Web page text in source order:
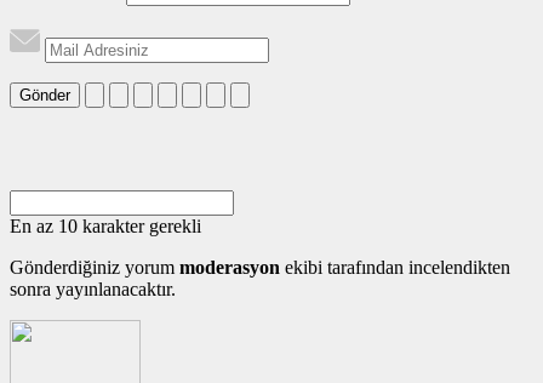
Gönder
En az 10 karakter gerekli
Gönderdiğiniz yorum moderasyon ekibi tarafından incelendikten
sonra yayınlanacaktır.